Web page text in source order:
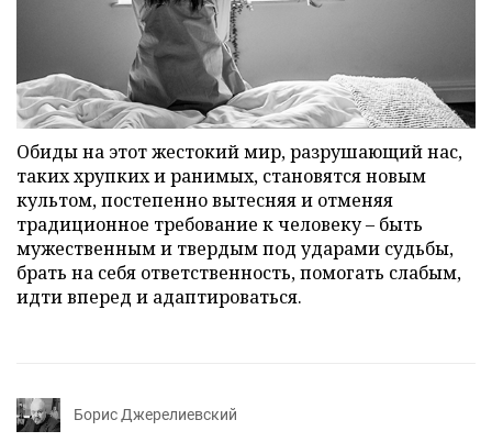
Обиды на этот жестокий мир, разрушающий нас,
таких хрупких и ранимых, становятся новым
культом, постепенно вытесняя и отменяя
традиционное требование к человеку – быть
мужественным и твердым под ударами судьбы,
брать на себя ответственность, помогать слабым,
идти вперед и адаптироваться.
Борис Джерелиевский